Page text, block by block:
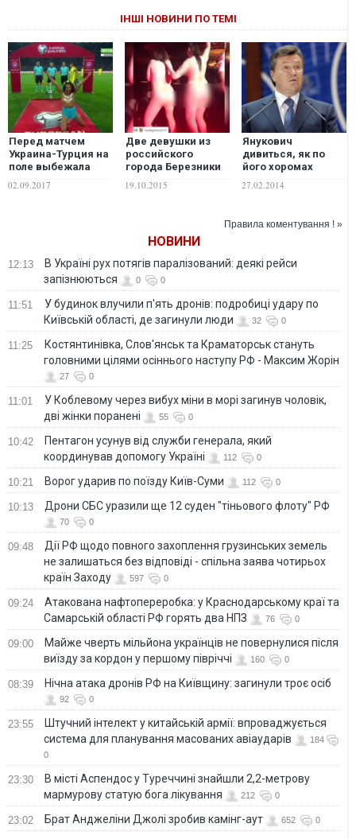
ІНШІ НОВИНИ ПО ТЕМІ
Перед матчем
Украина-Турция на
поле выбежала
девушка с голой
грудью. ВИДЕО
02.09.2017
Две девушки из
российского
города Березники
полностью
разделись за
19.10.2015
Янукович
дивиться, як по
його хоромах
прогулюються
люди. Важко
27.02.2014
Правила коментування ! »
НОВИНИ
12:13
В Україні рух потягів паралізований: деякі рейси
запізнюються
0 0
11:51
У будинок влучили п'ять дронів: подробиці удару по
Київській області, де загинули люди
32 0
11:25
Костянтинівка, Слов'янськ та Краматорськ стануть
головними цілями осіннього наступу РФ - Максим Жорін
27 0
11:01
У Коблевому через вибух міни в морі загинув чоловік,
дві жінки поранені
55 0
10:42
Пентагон усунув від служби генерала, який
координував допомогу Україні
112 0
10:21 Ворог ударив по поїзду Київ-Суми 112 0
10:13 Дрони СБС уразили ще 12 суден "тіньового флоту" РФ
70 0
09:48
Дії РФ щодо повного захоплення грузинських земель
не залишаться без відповіді - спільна заява чотирьох
країн Заходу
597 0
09:24
Атакована нафтопереробка: у Краснодарському краї та
Самарській області РФ горять два НПЗ
76 0
09:00
Майже чверть мільйона українців не повернулися після
виїзду за кордон у першому півріччі
160 0
08:39 Нічна атака дронів РФ на Київщину: загинули троє осіб
92 0
23:55
Штучний інтелект у китайській армії: впроваджується
система для планування масованих авіаударів
184
0
23:30
В місті Аспендос у Туреччині знайшли 2,2-метрову
мармурову статую бога лікування
212 0
23:02 Брат Анджеліни Джолі зробив камінг-аут 652 0